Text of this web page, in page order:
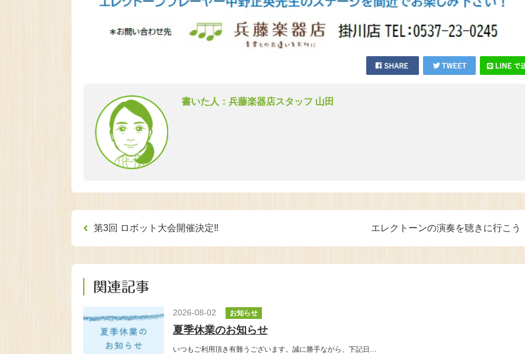
書いた人：兵藤楽器店スタッフ 山田
第3回 ロボット大会開催決定‼ エレクトーンの演奏を聴きに行こう
関連記事
2026-08-02 お知らせ
夏季休業のお知らせ
いつもご利用頂き有難うございます。誠に勝手ながら、下記日…